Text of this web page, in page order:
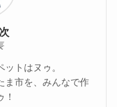
トはヌゥ。
ま市を、みんなで作
！